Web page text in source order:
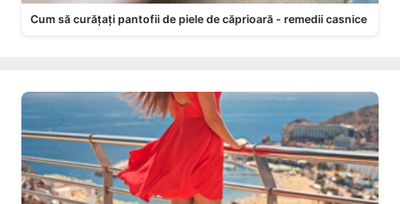
Cum să curățați pantofii de piele de căprioară - remedii casnice